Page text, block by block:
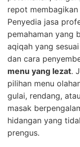
repot membagikan
Penyedia jasa
pemahaman yang
aqiqah yang
dan cara
menu yang lezat.
pilihan menu
gulai, rendang,
masak
hidangan yang
prengus.